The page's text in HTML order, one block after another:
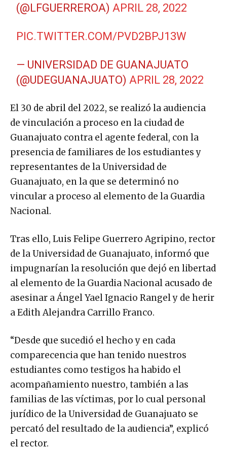
(@LFGUERREROA)APRIL 28, 2022
PIC.TWITTER.COM/PVD2BPJ13W
— UNIVERSIDAD DE GUANAJUATO
(@UDEGUANAJUATO)APRIL 28, 2022
El 30 de abril del 2022, se realizó la audiencia
de vinculación a proceso en la ciudad de
Guanajuato contra el agente federal, con la
presencia de familiares de los estudiantes y
representantes de la Universidad de
Guanajuato, en la que se determinó no
vincular a proceso al elemento de la Guardia
Nacional.
Tras ello, Luis Felipe Guerrero Agripino, rector
de la Universidad de Guanajuato, informó que
impugnarían la resolución que dejó en libertad
al elemento de la Guardia Nacional acusado de
asesinar a Ángel Yael Ignacio Rangel y de herir
a Edith Alejandra Carrillo Franco.
“Desde que sucedió el hecho y en cada
comparecencia que han tenido nuestros
estudiantes como testigos ha habido el
acompañamiento nuestro, también a las
familias de las víctimas, por lo cual personal
jurídico de la Universidad de Guanajuato se
percató del resultado de la audiencia”, explicó
el rector.